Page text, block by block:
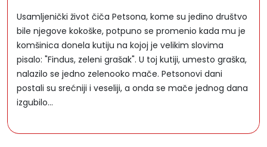
Usamljenički život čiča Petsona, kome su jedino društvo
bile njegove kokoške, potpuno se promenio kada mu je
komšinica donela kutiju na kojoj je velikim slovima
pisalo: "Findus, zeleni grašak". U toj kutiji, umesto graška,
nalazilo se jedno zelenooko mače. Petsonovi dani
postali su srećniji i veseliji, a onda se mače jednog dana
izgubilo...